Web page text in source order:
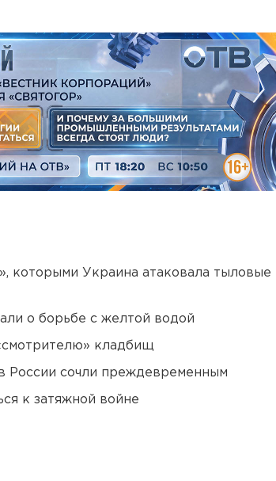
которыми Украина атаковала тыловые
о борьбе с желтой водой
кладбищ
России сочли преждевременным
к затяжной войне